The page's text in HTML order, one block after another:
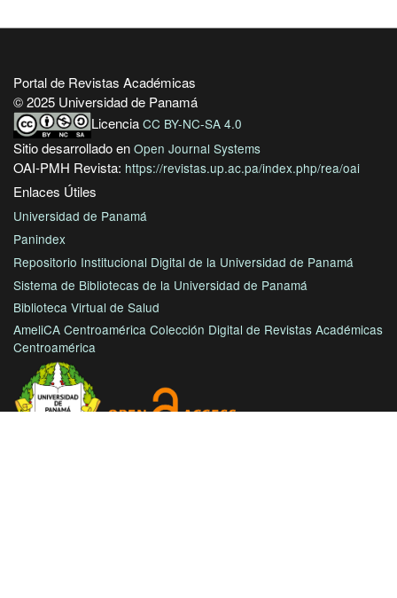
Portal de Revistas Académicas
© 2025 Universidad de Panamá
Licencia CC BY-NC-SA 4.0
Sitio desarrollado en Open Journal Systems
OAI-PMH Revista: https://revistas.up.ac.pa/index.php/rea/oai
Enlaces Útiles
Universidad de Panamá
Panindex
Repositorio Institucional Digital de la Universidad de Panamá
Sistema de Bibliotecas de la Universidad de Panamá
Biblioteca Virtual de Salud
AmeliCA Centroamérica Colección Digital de Revistas Académicas
Centroamérica